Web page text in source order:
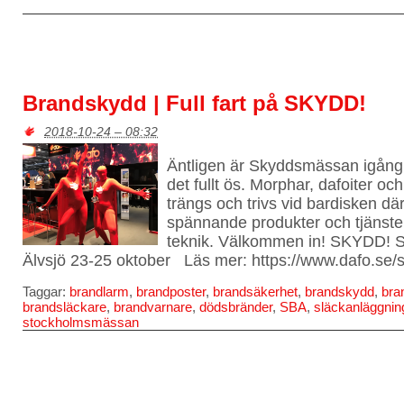
Brandskydd | Full fart på SKYDD!
2018-10-24 – 08:32
Äntligen är Skyddsmässan
det fullt ös. Morphar, dafoiter
trängs och trivs vid bardisken
spännande produkter och
teknik. Välkommen in! SKYDD!
Älvsjö 23-25 oktober Läs mer: https://www.dafo.se/
Taggar: brandlarm, brandposter, brandsäkerhet, brandskydd,
brandsläckare, brandvarnare, dödsbränder, SBA,
stockholmsmässan